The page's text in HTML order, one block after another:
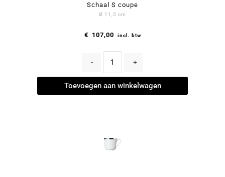
Schaal S coupe
Ø 11,5 cm
€ 107,00 incl. btw
- +
Toevoegen aan winkelwagen